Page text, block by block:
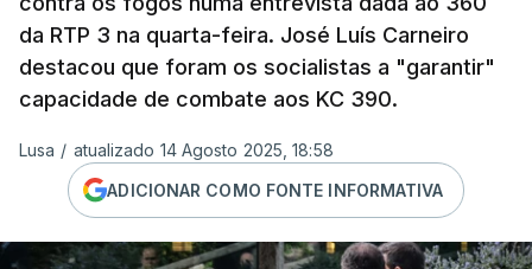
da RTP 3 na quarta-feira. José Luís Carneiro
destacou que foram os socialistas a "garantir"
capacidade de combate aos KC 390.
Lusa / atualizado 14 Agosto 2025, 18:58
ADICIONAR COMO FONTE INFORMATIVA